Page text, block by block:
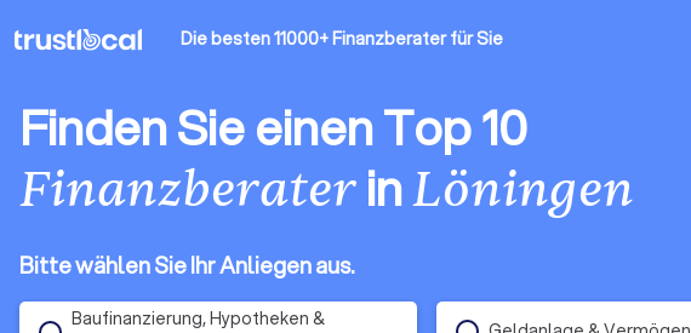
Die besten 11000+ Finanzberater für Sie
Finden Sie einen Top 10
FinanzberaterinLöningen
Bitte wählen Sie Ihr Anliegen aus.
Baufinanzierung, Hypotheken &